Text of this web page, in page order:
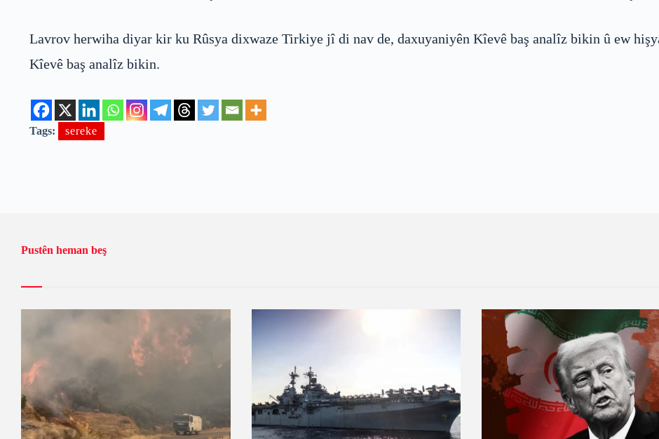
Lavrov herwiha diyar kir ku Rûsya dixwaze Tirkiye jî di nav de, daxuyaniyên Kîevê baş analîz bikin û ew
Kîevê baş analîz bikin.
Tags: sereke
Pustên heman beş